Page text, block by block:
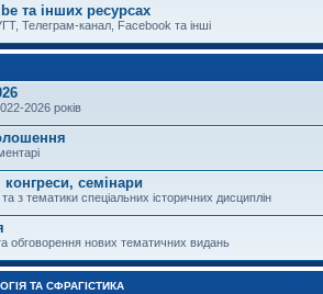
та інших ресурсах
Телеграм-канал, Facebook та інші
2026 років
семінари
та з тематики спеціальних історичних дисциплін
обговорення нових тематичних видань
ТА СФРАГІСТИКА